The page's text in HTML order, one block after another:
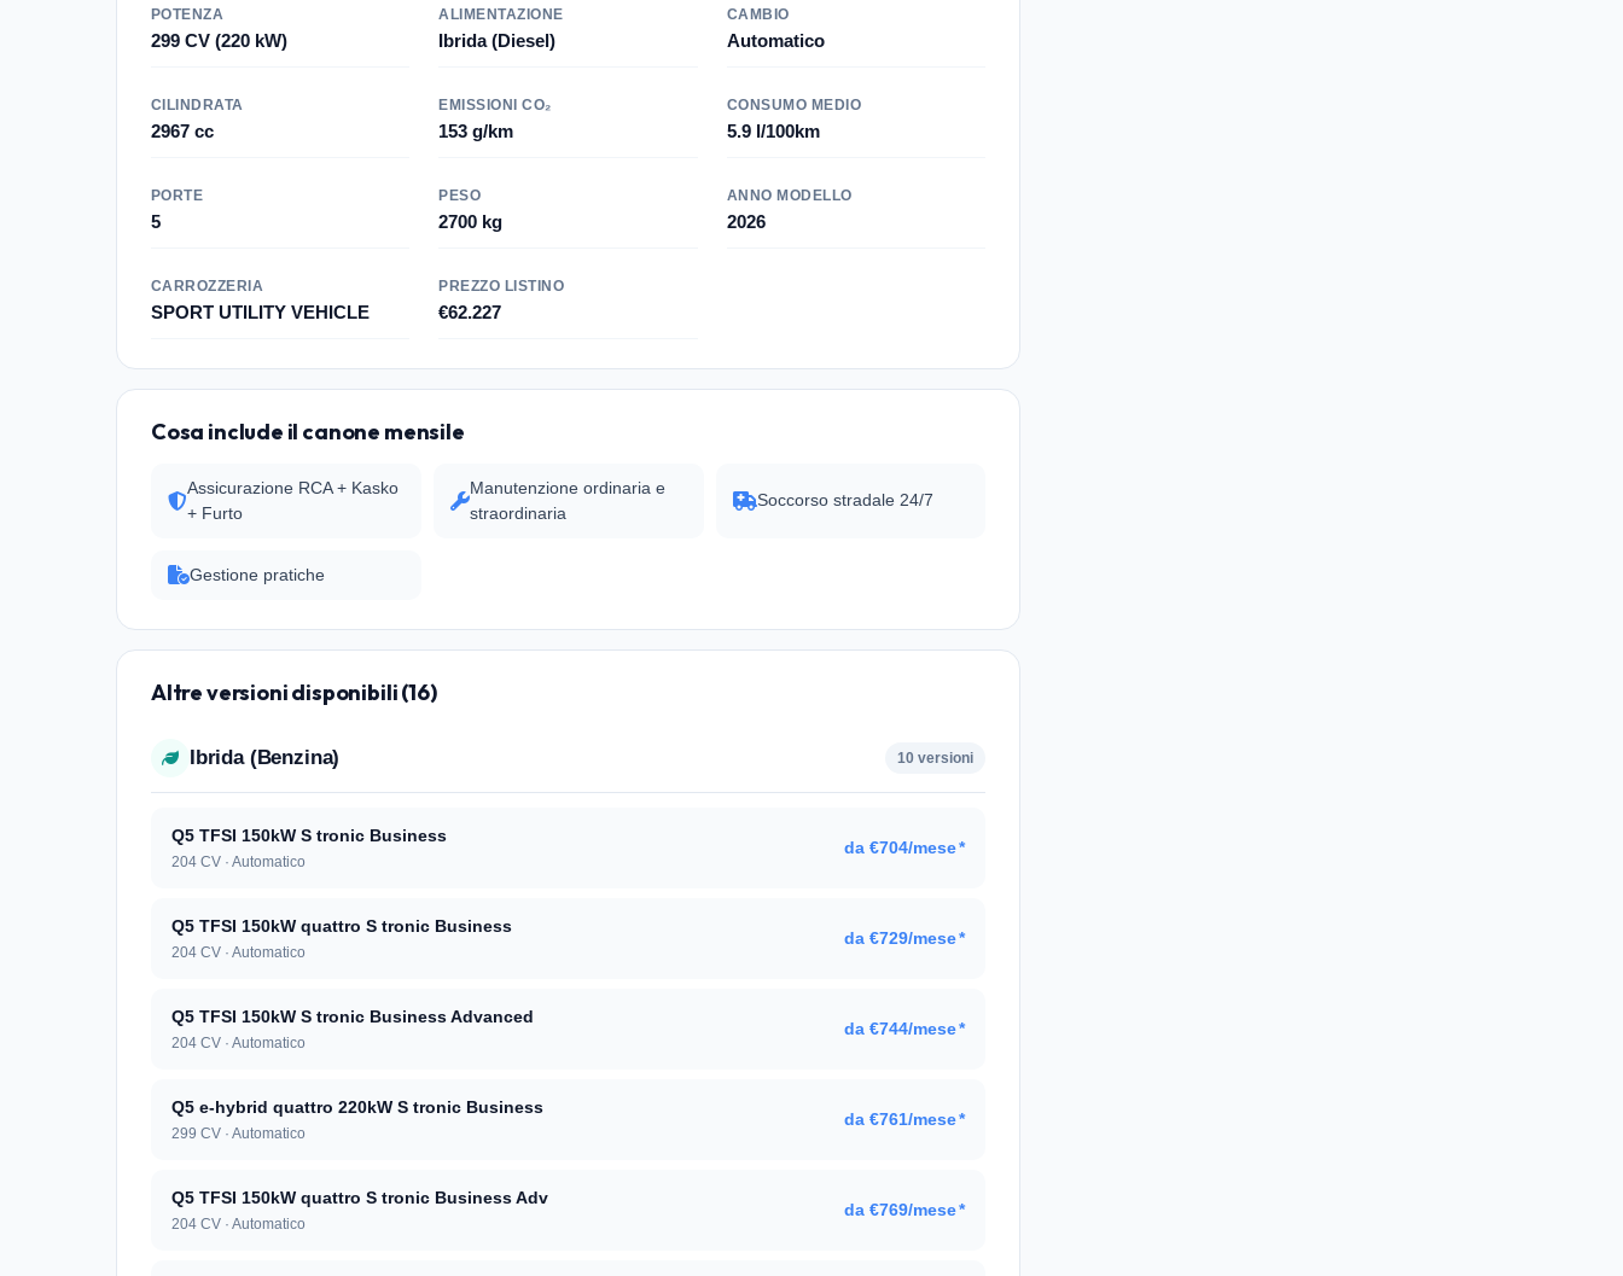
POTENZA
299 CV (220 kW)
ALIMENTAZIONE
Ibrida (Diesel)
CAMBIO
Automatico
CILINDRATA
2967 cc
EMISSIONI CO₂
153 g/km
CONSUMO MEDIO
5.9 l/100km
PORTE
5
PESO
2700 kg
ANNO MODELLO
2026
CARROZZERIA
SPORT UTILITY VEHICLE
PREZZO LISTINO
€62.227
Cosa include il canone mensile
Assicurazione RCA + Kasko
+ Furto
Manutenzione ordinaria e
straordinaria
Soccorso stradale 24/7
Gestione pratiche
Altre versioni disponibili (16)
Ibrida (Benzina) 10 versioni
Q5 TFSI 150kW S tronic Business
204 CV · Automatico
da €704/mese*
Q5 TFSI 150kW quattro S tronic Business
204 CV · Automatico
da €729/mese*
Q5 TFSI 150kW S tronic Business Advanced
204 CV · Automatico
da €744/mese*
Q5 e-hybrid quattro 220kW S tronic Business
299 CV · Automatico
da €761/mese*
Q5 TFSI 150kW quattro S tronic Business Adv
204 CV · Automatico
da €769/mese*